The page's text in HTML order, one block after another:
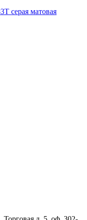
серая матовая